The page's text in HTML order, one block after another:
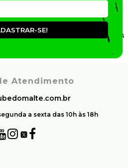
SE!
Atendimento
a sexta das 10h às 18h